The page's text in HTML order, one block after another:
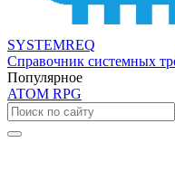
SYSTEMREQ
Справочник системных
Популярное
ATOM RPG